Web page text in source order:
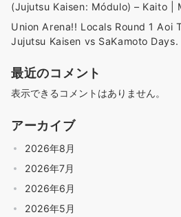
(Jujutsu Kaisen: Módulo) – Kaito |
Union Arena!! Locals Round 1 Aoi
Jujutsu Kaisen vs SaKamoto
最近のコメント
表示できるコメントはありません。
アーカイブ
2026年8月
2026年7月
2026年6月
2026年5月